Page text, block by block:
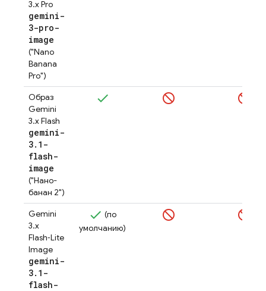
3.x Pro
gemini-
3-pro-
image
("Nano
Banana
Pro")
Образ
Gemini
3.x Flash
gemini-
3. 1-
flash-
image
("Нано-
банан 2")
Gemini
3.x
Flash‑Lite
Image
gemini-
3. 1-
flash-
(по
умолчанию)